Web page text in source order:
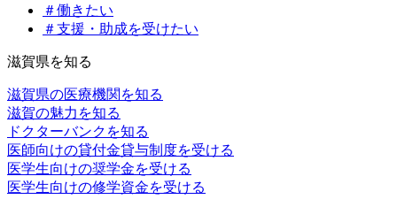
＃働きたい
＃支援・助成を受けたい
滋賀県を知る
滋賀県の医療機関を知る
滋賀の魅力を知る
ドクターバンクを知る
医師向けの貸付金貸与制度を受ける
医学生向けの奨学金を受ける
医学生向けの修学資金を受ける